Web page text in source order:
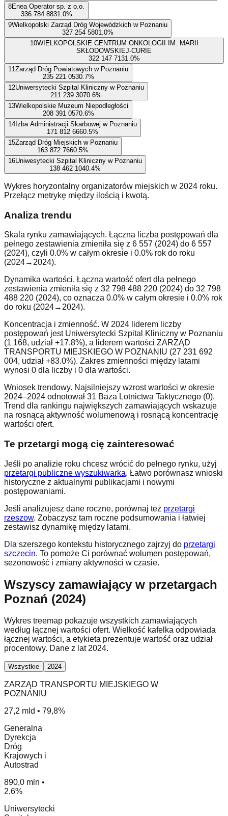
8Enea Operator sp. z o.o.
336 784 8831.0%
9Wielkopolski Zarząd Dróg Wojewódzkich w Poznaniu
327 254 5801.0%
10WIELKOPOLSKIE CENTRUM ONKOLOGII IM. MARII
SKŁODOWSKIEJ-CURIE
322 147 7131.0%
11 Zarząd Dróg Powiatowych w Poznaniu
235 221 0530.7%
12Uniwersytecki Szpital Kliniczny w Poznaniu
211 239 3070.6%
13Wielkopolskie Muzeum Niepodległości
208 391 0570.6%
14 Izba Administracji Skarbowej w Poznaniu
171 812 6660.5%
15Zarząd Dróg Miejskich w Poznaniu
163 872 7660.5%
16Uniwesytecki Szpital Kliniczny w Poznaniu
138 462 1040.4%
Wykres horyzontalny organizatorów miejskich w 2024 roku.
Przełącz metrykę między ilością i kwotą.
Analiza trendu
Skala rynku zamawiających. Łączna liczba postępowań dla
pełnego zestawienia zmieniła się z 6 557 (2024) do 6 557
(2024), czyli 0.0% w całym okresie i 0.0% rok do roku
(2024→2024).
Dynamika wartości. Łączna wartość ofert dla pełnego
zestawienia zmieniła się z 32 798 488 220 (2024) do 32 798
488 220 (2024), co oznacza 0.0% w całym okresie i 0.0% rok
do roku (2024→2024).
Koncentracja i zmienność. W 2024 liderem liczby
postępowań jest Uniwersytecki Szpital Kliniczny w Poznaniu
(1 168, udział +17.8%), a liderem wartości ZARZĄD
TRANSPORTU MIEJSKIEGO W POZNANIU (27 231 692
004, udział +83.0%). Zakres zmienności między latami
wynosi 0 dla liczby i 0 dla wartości.
Wniosek trendowy. Najsilniejszy wzrost wartości w okresie
2024–2024 odnotował 31 Baza Lotnictwa Taktycznego (0).
Trend dla rankingu największych zamawiających wskazuje
na rosnącą aktywność wolumenową i rosnącą koncentrację
wartości ofert.
Te przetargi mogą cię zainteresować
Jeśli po analizie roku chcesz wrócić do pełnego rynku, użyj
przetargi publiczne wyszukiwarka. Łatwo porównasz wnioski
historyczne z aktualnymi publikacjami i nowymi
postępowaniami.
Jeśli analizujesz dane roczne, porównaj też przetargi
rzeszow. Zobaczysz tam roczne podsumowania i łatwiej
zestawisz dynamikę między latami.
Dla szerszego kontekstu historycznego zajrzyj do przetargi
szczecin. To pomoże Ci porównać wolumen postępowań,
sezonowość i zmiany aktywności w czasie.
Wszyscy zamawiający w przetargach
Poznań (2024)
Wykres treemap pokazuje wszystkich zamawiających
według łącznej wartości ofert. Wielkość kafelka odpowiada
łącznej wartości, a etykieta prezentuje wartość oraz udział
procentowy. Dane z lat 2024.
Wszystkie 2024
ZARZĄD TRANSPORTU MIEJSKIEGO W
POZNANIU
27,2 mld • 79,8%
Generalna
Dyrekcja
Dróg
Krajowych i
Autostrad
890,0 mln •
2,6%
Uniwersytecki